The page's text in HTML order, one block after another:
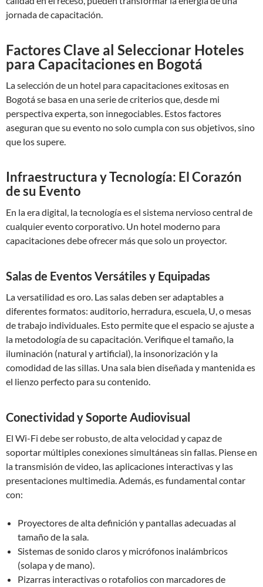
jornada de capacitación.
Factores Clave al Seleccionar Hoteles
para Capacitaciones en Bogotá
La selección de un hotel para capacitaciones exitosas en
Bogotá se basa en una serie de criterios que, desde mi
perspectiva experta, son innegociables. Estos factores
aseguran que su evento no solo cumpla con sus objetivos, sino
que los supere.
Infraestructura y Tecnología: El Corazón
de su Evento
En la era digital, la tecnología es el sistema nervioso central de
cualquier evento corporativo. Un hotel moderno para
capacitaciones debe ofrecer más que solo un proyector.
Salas de Eventos Versátiles y Equipadas
La versatilidad es oro. Las salas deben ser adaptables a
diferentes formatos: auditorio, herradura, escuela, U, o mesas
de trabajo individuales. Esto permite que el espacio se ajuste a
la metodología de su capacitación. Verifique el tamaño, la
iluminación (natural y artificial), la insonorización y la
comodidad de las sillas. Una sala bien diseñada y mantenida es
el lienzo perfecto para su contenido.
Conectividad y Soporte Audiovisual
El Wi-Fi debe ser robusto, de alta velocidad y capaz de
soportar múltiples conexiones simultáneas sin fallas. Piense en
la transmisión de video, las aplicaciones interactivas y las
presentaciones multimedia. Además, es fundamental contar
con:
Proyectores de alta definición y pantallas adecuadas al
tamaño de la sala.
Sistemas de sonido claros y micrófonos inalámbricos
(solapa y de mano).
Pizarras interactivas o rotafolios con marcadores de